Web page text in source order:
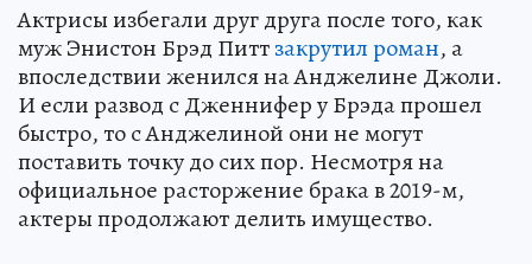
Актрисы избегали друг друга после того, как
муж Энистон Брэд Питтзакрутил роман, а
впоследствии женился на Анджелине Джоли.
И если развод с Дженнифер у Брэда прошел
быстро, то с Анджелиной они не могут
поставить точку до сих пор. Несмотря на
официальное расторжение брака в 2019-м,
актеры продолжают делить имущество.